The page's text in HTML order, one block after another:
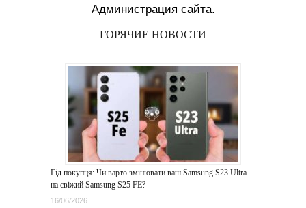
Администрация сайта.
ГОРЯЧИЕ НОВОСТИ
Гід покупця: Чи варто змінювати ваш Samsung S23 Ultra
на свіжий Samsung S25 FE?
16/06/2026